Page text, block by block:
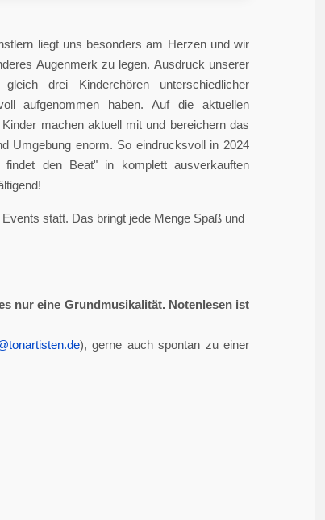
liegt uns besonders am Herzen und wir
Augenmerk zu legen. Ausdruck unserer
drei Kinderchören unterschiedlicher
aufgenommen haben. Auf die aktuellen
machen aktuell mit und bereichern das
Umgebung enorm. So eindrucksvoll in 2024
den Beat" in komplett ausverkauften
statt. Das bringt jede Menge Spaß und
nur eine Grundmusikalität. Notenlesen ist
), gerne auch spontan zu einer